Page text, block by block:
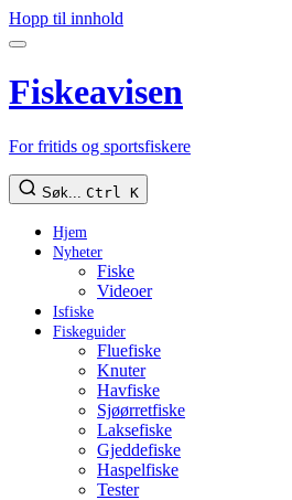
Hopp til innhold
Fiskeavisen
For fritids og sportsfiskere
Søk... Ctrl K
Hjem
Nyheter
Fiske
Videoer
Isfiske
Fiskeguider
Fluefiske
Knuter
Havfiske
Sjøørretfiske
Laksefiske
Gjeddefiske
Haspelfiske
Tester